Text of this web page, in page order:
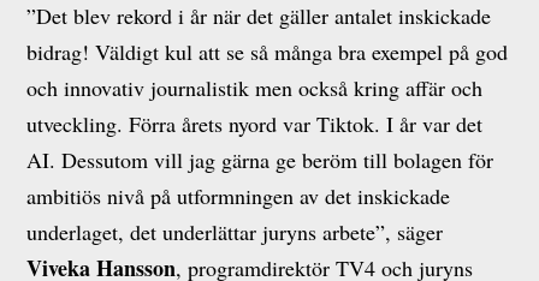
”Det blev rekord i år när det gäller antalet inskickade
bidrag! Väldigt kul att se så många bra exempel på god
och innovativ journalistik men också kring affär och
utveckling. Förra årets nyord var Tiktok. I år var det
AI. Dessutom vill jag gärna ge beröm till bolagen för
ambitiös nivå på utformningen av det inskickade
underlaget, det underlättar juryns arbete”, säger
Viveka Hansson, programdirektör TV4 och juryns